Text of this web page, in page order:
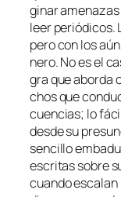
gi­nar
leer pe­rió­di­cos.
pe­ro con los
ne­ro. No es el
gra que abor­da
chos que
cuen­cias; lo
des­de su
sen­ci­llo
es­cri­tas so­bre
cuan­do